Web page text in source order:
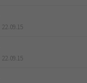
22.09.15
22.09.15